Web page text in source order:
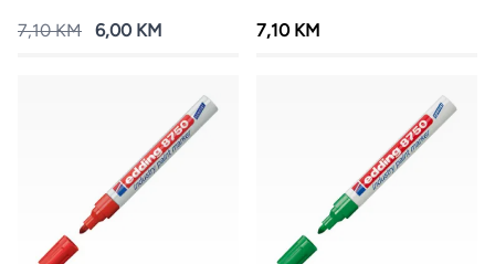
7,10 KM
6,00 KM
7,10 KM